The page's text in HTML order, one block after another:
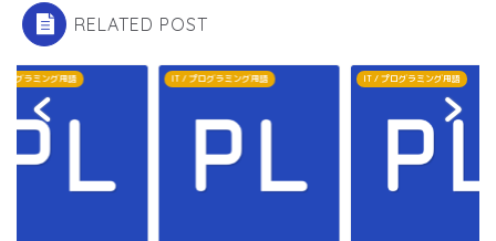
RELATED POST
ログラミング用語 IT / プログラミング用語 IT / プログラミング用語